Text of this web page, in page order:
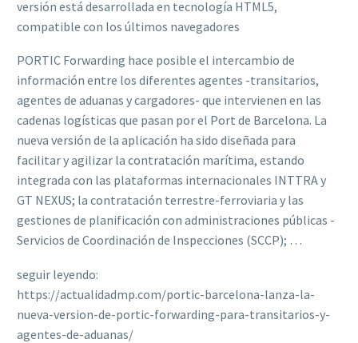
versión está desarrollada en tecnología HTML5,
compatible con los últimos navegadores
PORTIC Forwarding hace posible el intercambio de
información entre los diferentes agentes -transitarios,
agentes de aduanas y cargadores- que intervienen en las
cadenas logísticas que pasan por el Port de Barcelona. La
nueva versión de la aplicación ha sido diseñada para
facilitar y agilizar la contratación marítima, estando
integrada con las plataformas internacionales INTTRA y
GT NEXUS; la contratación terrestre-ferroviaria y las
gestiones de planificación con administraciones públicas -
Servicios de Coordinación de Inspecciones (SCCP); …
seguir leyendo:
https://actualidadmp.com/portic-barcelona-lanza-la-
nueva-version-de-portic-forwarding-para-transitarios-y-
agentes-de-aduanas/